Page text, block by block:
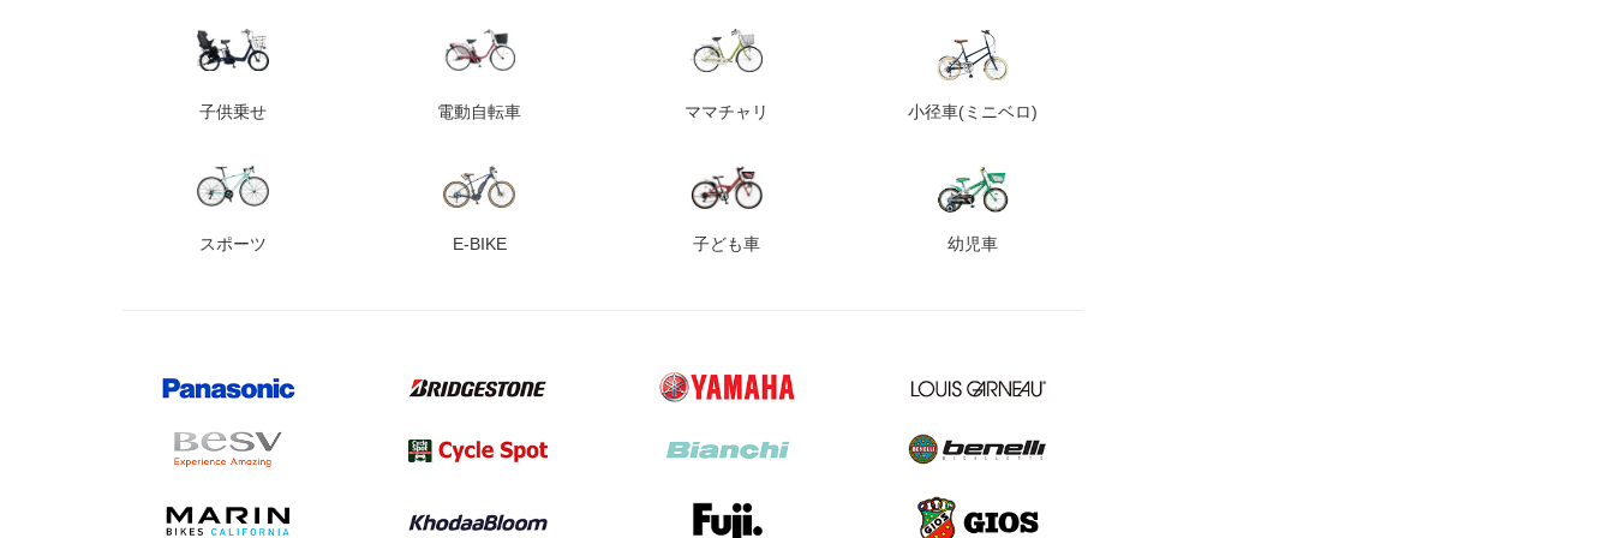
子供乗せ 電動自転車 ママチャリ 小径車(ミニベロ)
スポーツ E-BIKE 子ども車 幼児車